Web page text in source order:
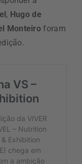
, Hugo de
Monteiro foram